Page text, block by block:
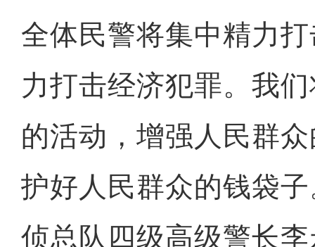
全体民警将集中精力
力打击经济犯罪。我
的活动，增强人民群
护好人民群众的钱袋
侦总队四级高级警长